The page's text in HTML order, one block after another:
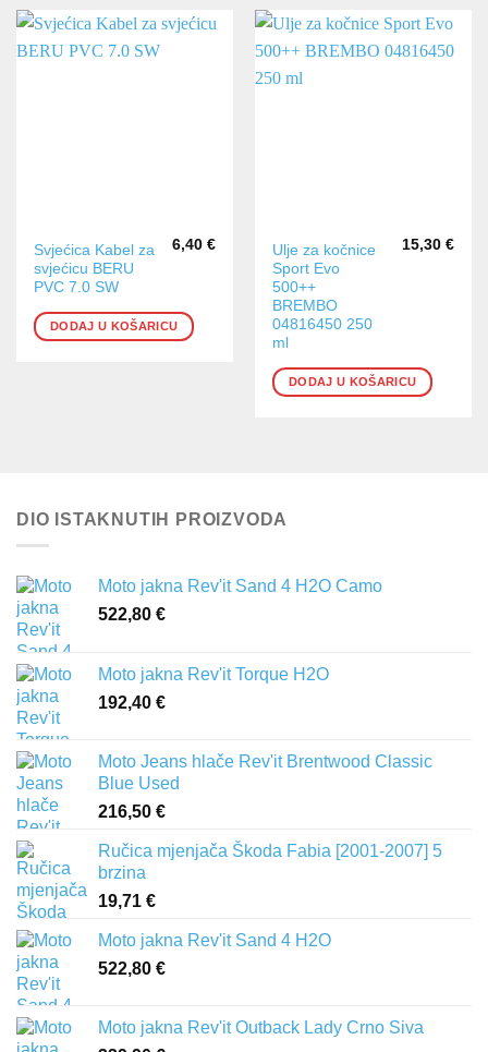
Svjećica Kabel za
svjećicu BERU
PVC 7.0 SW
6,40 €
DODAJ U KOŠARICU
Ulje za kočnice
Sport Evo
500++
BREMBO
04816450 250
ml
15,30 €
DODAJ U KOŠARICU
DIO ISTAKNUTIH PROIZVODA
Moto jakna Rev'it Sand 4 H2O Camo
522,80 €
Moto jakna Rev'it Torque H2O
192,40 €
Moto Jeans hlače Rev'it Brentwood Classic
Blue Used
216,50 €
Ručica mjenjača Škoda Fabia [2001-2007] 5
brzina
19,71 €
Moto jakna Rev'it Sand 4 H2O
522,80 €
Moto jakna Rev'it Outback Lady Crno Siva